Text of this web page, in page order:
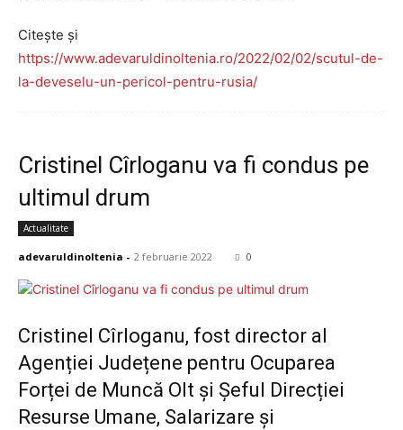
Citește și
https://www.adevaruldinoltenia.ro/2022/02/02/scutul-de-
la-deveselu-un-pericol-pentru-rusia/
Cristinel Cîrloganu va fi condus pe
ultimul drum
Actualitate
adevaruldinoltenia - 2 februarie 2022 0
Cristinel Cîrloganu, fost director al
Agenției Județene pentru Ocuparea
Forței de Muncă Olt și Șeful Direcției
Resurse Umane, Salarizare și